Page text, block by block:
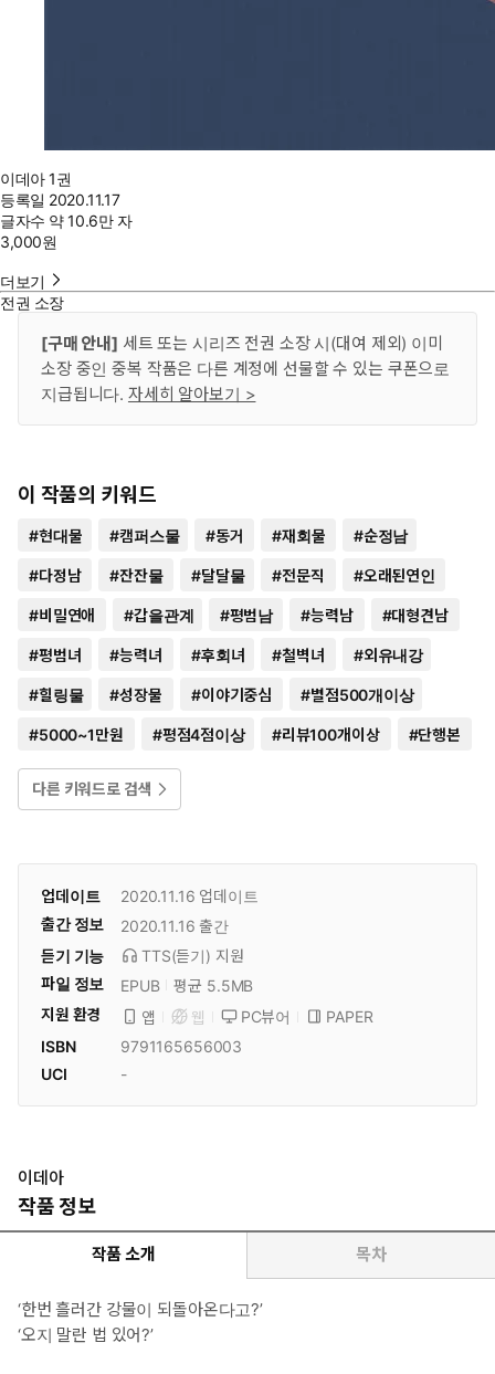
이데아 1권
등록일 2020.11.17
글자수 약 10.6만 자
3,000원
더보기
전권 소장
[구매 안내] 세트 또는 시리즈 전권 소장 시(대여 제외) 이미
소장 중인 중복 작품은 다른 계정에 선물할 수 있는 쿠폰으로
지급됩니다. 자세히 알아보기 >
이 작품의 키워드
#현대물 #캠퍼스물 #동거 #재회물 #순정남
#다정남 #잔잔물 #달달물 #전문직 #오래된연인
#비밀연애 #갑을관계 #평범남 #능력남 #대형견남
#평범녀 #능력녀 #후회녀 #철벽녀 #외유내강
#힐링물 #성장물 #이야기중심 #별점500개이상
#5000~1만원 #평점4점이상 #리뷰100개이상 #단행본
다른 키워드로 검색
업데이트 2020.11.16 업데이트
출간 정보
2020.11.16 출간
듣기 기능
TTS(듣기) 지원
파일 정보
EPUB
평균 5.5MB
지원 환경
앱 웹 PC뷰어
PAPER
ISBN
9791165656003
UCI
-
이데아
작품 정보
작품 소개 목차
‘한번 흘러간 강물이 되돌아온다고?’
‘오지 말란 법 있어?’